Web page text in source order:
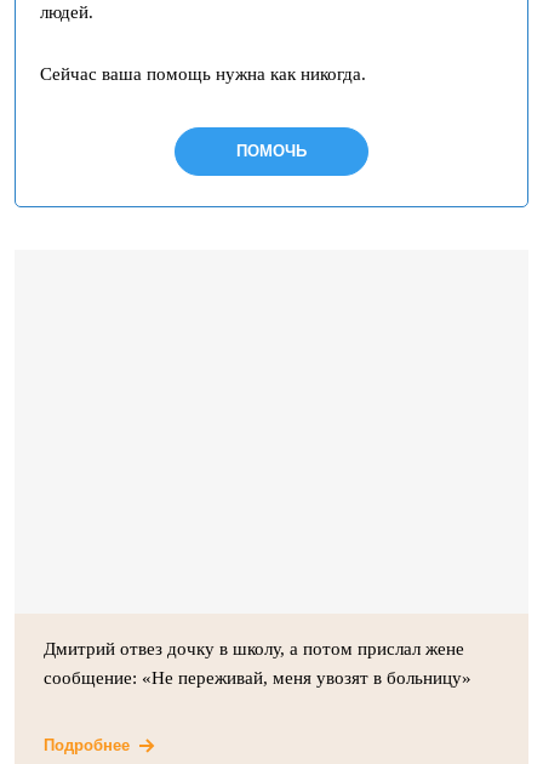
людей.
Сейчас ваша помощь нужна как никогда.
ПОМОЧЬ
Дмитрий отвез дочку в школу, а потом прислал жене
сообщение: «Не переживай, меня увозят в больницу»
Подробнее